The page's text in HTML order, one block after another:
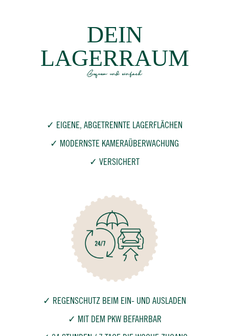
DEIN
LAGERRAUM
Bequem und einfach
✓ EIGENE, ABGETRENNTE LAGERFLÄCHEN
✓ MODERNSTE KAMERAÜBERWACHUNG
✓ VERSICHERT
✓ REGENSCHUTZ BEIM EIN- UND AUSLADEN
✓ MIT DEM PKW BEFAHRBAR